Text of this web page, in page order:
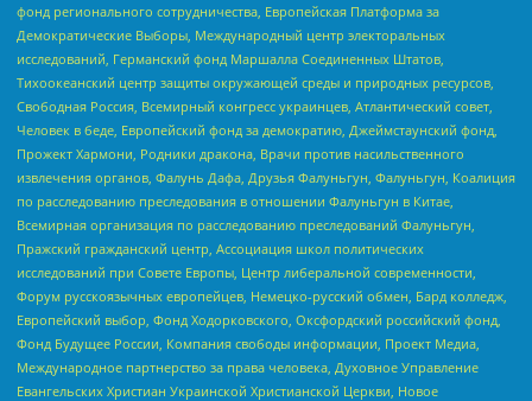
фонд регионального сотрудничества, Европейская Платформа за
Демократические Выборы, Международный центр электоральных
исследований, Германский фонд Маршалла Соединенных Штатов,
Тихоокеанский центр защиты окружающей среды и природных ресурсов,
Свободная Россия, Всемирный конгресс украинцев, Атлантический совет,
Человек в беде, Европейский фонд за демократию, Джеймстаунский фонд,
Прожект Хармони, Родники дракона, Врачи против насильственного
извлечения органов, Фалунь Дафа, Друзья Фалуньгун, Фалуньгун, Коалиция
по расследованию преследования в отношении Фалуньгун в Китае,
Всемирная организация по расследованию преследований Фалуньгун,
Пражский гражданский центр, Ассоциация школ политических
исследований при Совете Европы, Центр либеральной современности,
Форум русскоязычных европейцев, Немецко-русский обмен, Бард колледж,
Европейский выбор, Фонд Ходорковского, Оксфордский российский фонд,
Фонд Будущее России, Компания свободы информации, Проект Медиа,
Международное партнерство за права человека, Духовное Управление
Евангельских Христиан Украинской Христианской Церкви, Новое